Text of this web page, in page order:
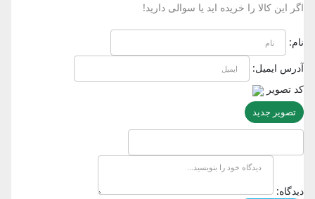
اگر این کالا را خریده اید یا سوالی دارید!
نام:
آدرس ایمیل:
کد تصویر
تصویر جدید
دیدگاه: